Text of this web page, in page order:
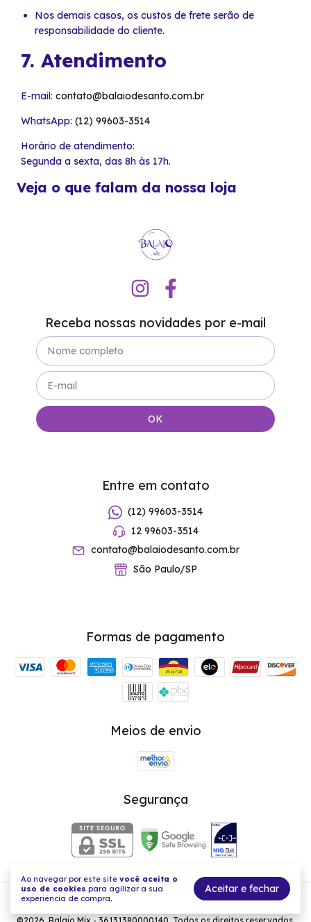
Ao navegar por este site você aceita o
uso de cookies para agilizar a sua
experiência de compra.
Aceitar e fechar
Nos demais casos, os custos de frete serão de
responsabilidade do cliente.
7. Atendimento
E-mail: contato@balaiodesanto.com.br
WhatsApp: (12) 99603-3514
Horário de atendimento:
Segunda a sexta, das 8h às 17h.
Veja o que falam da nossa loja
Receba nossas novidades por e-mail
Entre em contato
(12) 99603-3514
12 99603-3514
contato@balaiodesanto.com.br
São Paulo/SP
Formas de pagamento
Meios de envio
Segurança
Balaio Mix - Acessórios com a força de acreditar